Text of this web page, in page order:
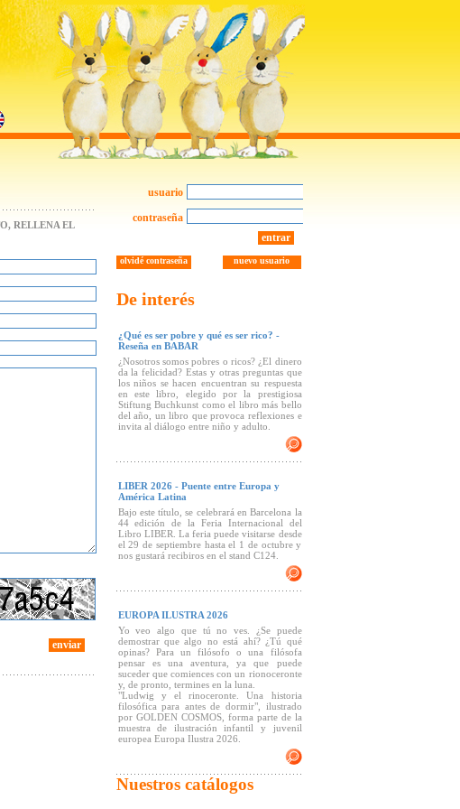
RELLENA EL
enviar
usuario
contraseña
entrar
nuevo usuario
olvidé contraseña
De interés
¿Qué es ser pobre y qué es ser rico? -
Reseña en BABAR
¿Nosotros somos pobres o ricos? ¿El dinero
da la felicidad? Estas y otras preguntas que
los niños se hacen encuentran su respuesta
en este libro, elegido por la prestigiosa
Stiftung Buchkunst como el libro más bello
del año, un libro que provoca reflexiones e
invita al diálogo entre niño y adulto.
LIBER 2026 - Puente entre Europa y
América Latina
Bajo este título, se celebrará en Barcelona la
44 edición de la Feria Internacional del
Libro LIBER. La feria puede visitarse desde
el 29 de septiembre hasta el 1 de octubre y
nos gustará recibiros en el stand C124.
EUROPA ILUSTRA 2026
Yo veo algo que tú no ves. ¿Se puede
demostrar que algo no está ahí? ¿Tú qué
opinas? Para un filósofo o una filósofa
pensar es una aventura, ya que puede
suceder que comiences con un rionoceronte
y, de pronto, termines en la luna.
"Ludwig y el rinoceronte. Una historia
filosófica para antes de dormir", ilustrado
por GOLDEN COSMOS, forma parte de la
muestra de ilustración infantil y juvenil
europea Europa Ilustra 2026.
Nuestros catálogos